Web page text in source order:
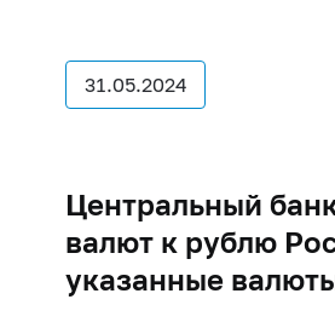
31.05.2024
Центральный
валют к рублю
указанные